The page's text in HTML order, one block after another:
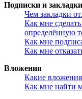
Подписки и закладки
Чем закладки
Как мне
определённую
Как мне
Как мне
Вложения
Какие
Как мне найти